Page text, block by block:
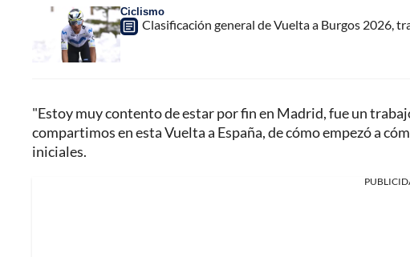
Ciclismo
Clasificación general de Vuelta a Burgos 2026,
"Estoy muy contento de estar por fin en Madrid, fue un
compartimos en esta Vuelta a España, de cómo empezó a
iniciales.